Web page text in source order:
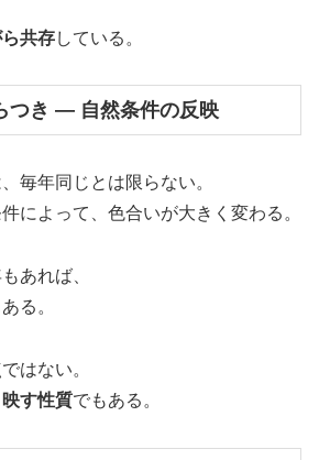
共存している。
つき ― 自然条件の反映
毎年同じとは限らない。
によって、色合いが大きく変わる。
あれば、
る。
はない。
す性質でもある。